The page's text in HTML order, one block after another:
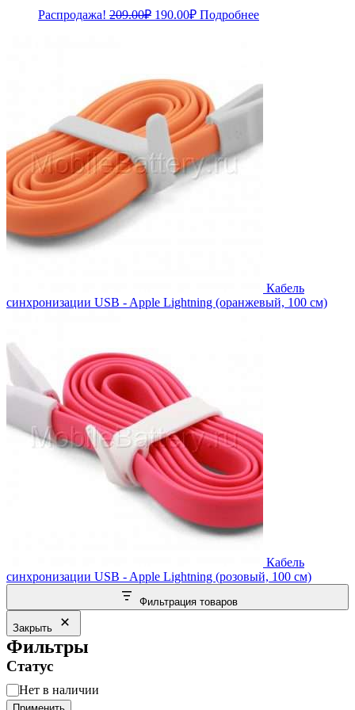
Распродажа! 209.00₽ Первоначальная
190.00₽Текущая
цена:
Подробнее
Кабель
синхронизации USB - Apple Lightning (оранжевый, 100 см)
Кабель
синхронизации USB - Apple Lightning (розовый, 100 см)
Фильтрация товаров
Закрыть
Фильтры
Статус
Статус
Нет в наличии